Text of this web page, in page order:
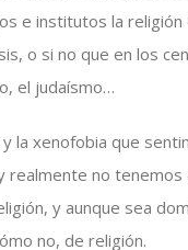
e institutos la religión
o si no que en los
el judaísmo…
la xenofobia que
realmente no
y aunque sea
no, de religión.